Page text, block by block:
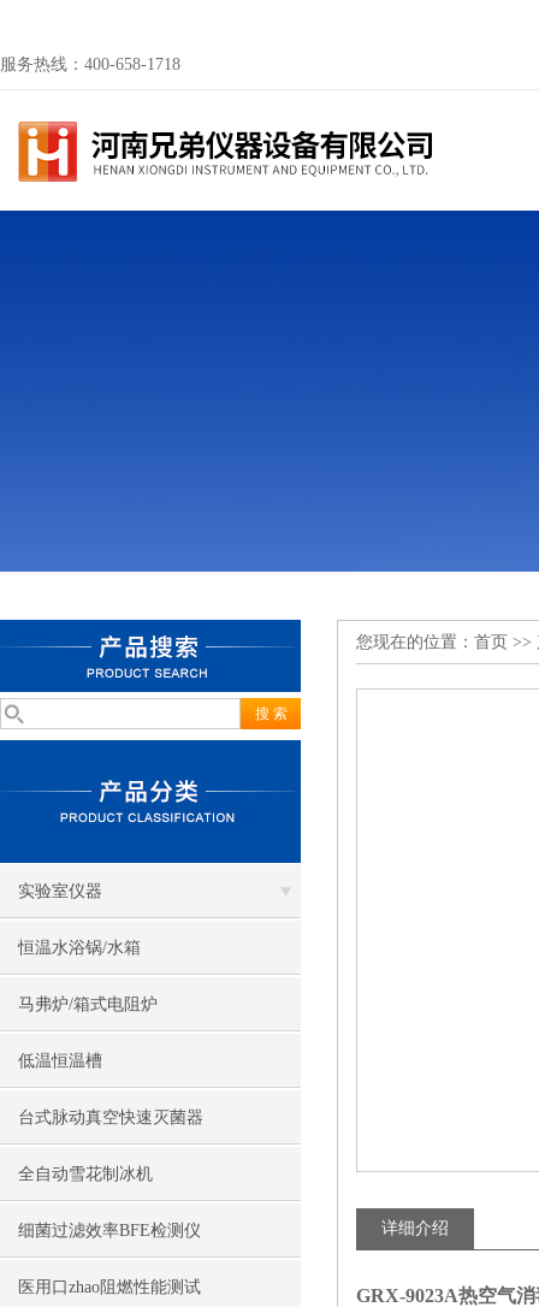
服务热线：400-658-1718
实验室仪器
恒温水浴锅/水箱
马弗炉/箱式电阻炉
低温恒温槽
台式脉动真空快速灭菌器
全自动雪花制冰机
细菌过滤效率BFE检测仪
医用口zhao阻燃性能测试
您现在的位置： 首页 >>
详细介绍
GRX-9023A热空气